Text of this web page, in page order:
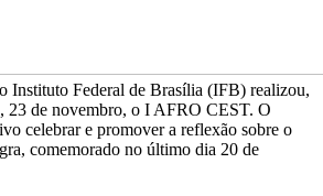
Instituto Federal de Brasília (IFB) realizou,
23 de novembro, o I AFRO CEST. O
celebrar e promover a reflexão sobre o
comemorado no último dia 20 de